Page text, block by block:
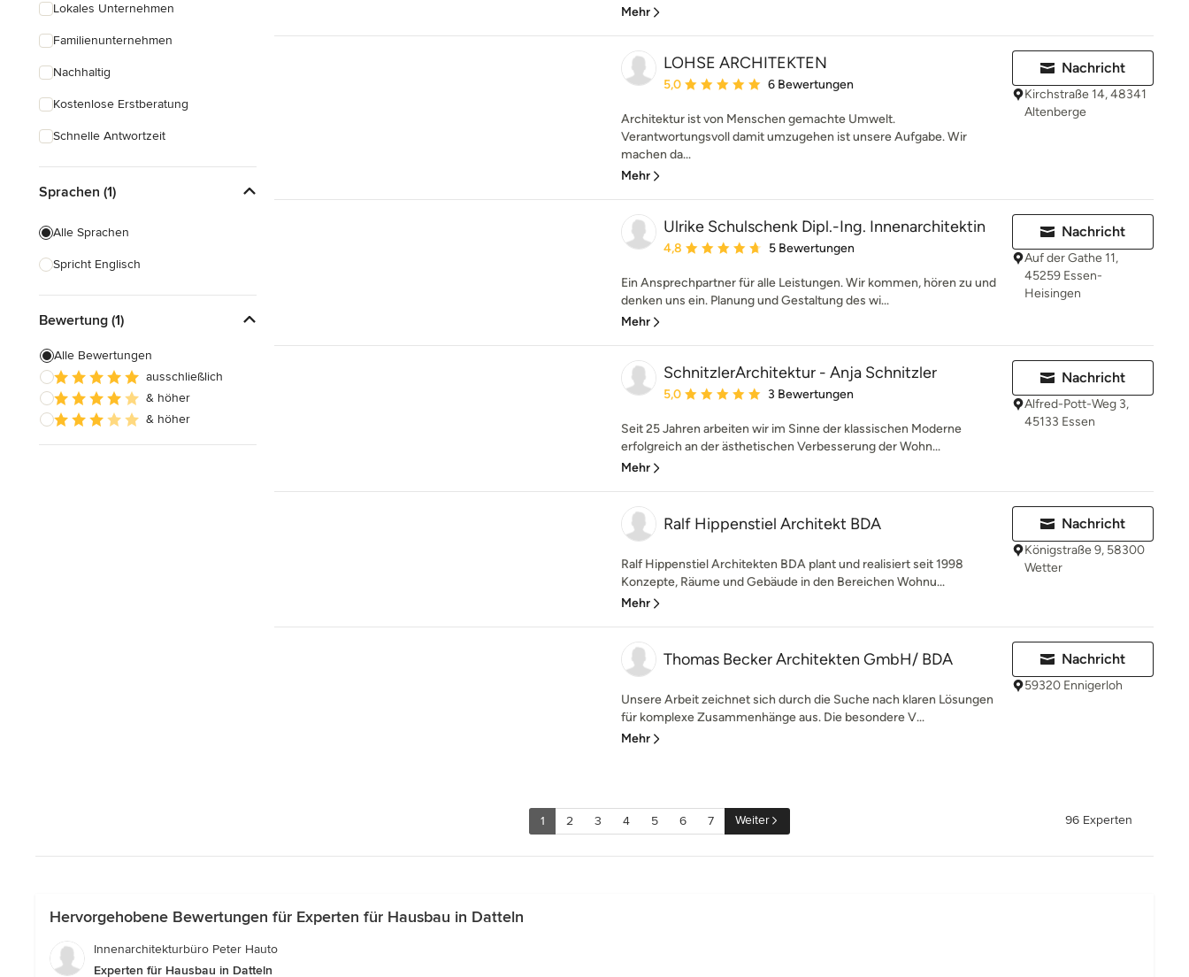
Lokales Unternehmen
Familienunternehmen
Nachhaltig
Kostenlose Erstberatung
Schnelle Antwortzeit
Sprachen (1)
Alle Sprachen
Spricht Englisch
Bewertung (1)
Alle Bewertungen
ausschließlich
& höher
& höher
Mehr
LOHSE ARCHITEKTEN
Durchschnittliche Bewertung: 5 von 5 Sternen
5,0 6 Bewertungen
Architektur ist von Menschen gemachte Umwelt.
Verantwortungsvoll damit umzugehen ist unsere Aufgabe. Wir
machen da...
Mehr
Nachricht
Kirchstraße 14, 48341
Altenberge
Ulrike Schulschenk Dipl.-Ing. Innenarchitektin
Durchschnittliche Bewertung: 4.8 von 5 Sternen
4,8 5 Bewertungen
Ein Ansprechpartner für alle Leistungen. Wir kommen, hören zu und
denken uns ein. Planung und Gestaltung des wi...
Mehr
Nachricht
Auf der Gathe 11,
45259 Essen-
Heisingen
SchnitzlerArchitektur - Anja Schnitzler
Durchschnittliche Bewertung: 5 von 5 Sternen
5,0 3 Bewertungen
Seit 25 Jahren arbeiten wir im Sinne der klassischen Moderne
erfolgreich an der ästhetischen Verbesserung der Wohn...
Mehr
Nachricht
Alfred-Pott-Weg 3,
45133 Essen
Ralf Hippenstiel Architekt BDA
Ralf Hippenstiel Architekten BDA plant und realisiert seit 1998
Konzepte, Räume und Gebäude in den Bereichen Wohnu...
Mehr
Nachricht
Königstraße 9, 58300
Wetter
Thomas Becker Architekten GmbH/ BDA
Unsere Arbeit zeichnet sich durch die Suche nach klaren Lösungen
für komplexe Zusammenhänge aus. Die besondere V...
Mehr
Nachricht
59320 Ennigerloh
1 2 3 4 5 6 7 Weiter 96 Experten
Hervorgehobene Bewertungen für Experten für Hausbau in Datteln
Innenarchitekturbüro Peter Hauto
Experten für Hausbau in Datteln